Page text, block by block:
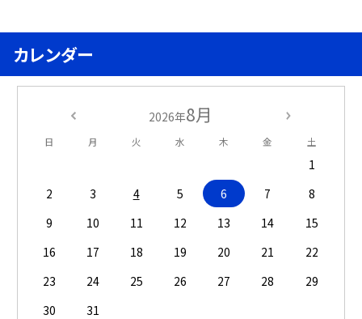
カレンダー
2026年8月
日 月 火 水 木 金 土
1
2
3 4 5 6 7
8
9
10 11 12 13 14
15
16
17 18 19 20 21
22
23
24 25 26 27 28
29
30
31